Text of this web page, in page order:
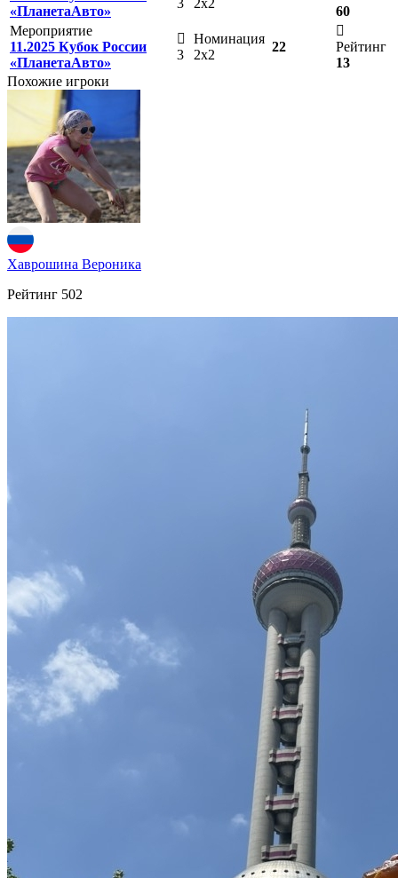
«ПланетаАвто»
3 2х2
60
Мероприятие
11.2025 Кубок России
«ПланетаАвто»
3
Номинация
2х2
22
Рейтинг
13
Похожие игроки
Хаврошина Вероника
Рейтинг 502